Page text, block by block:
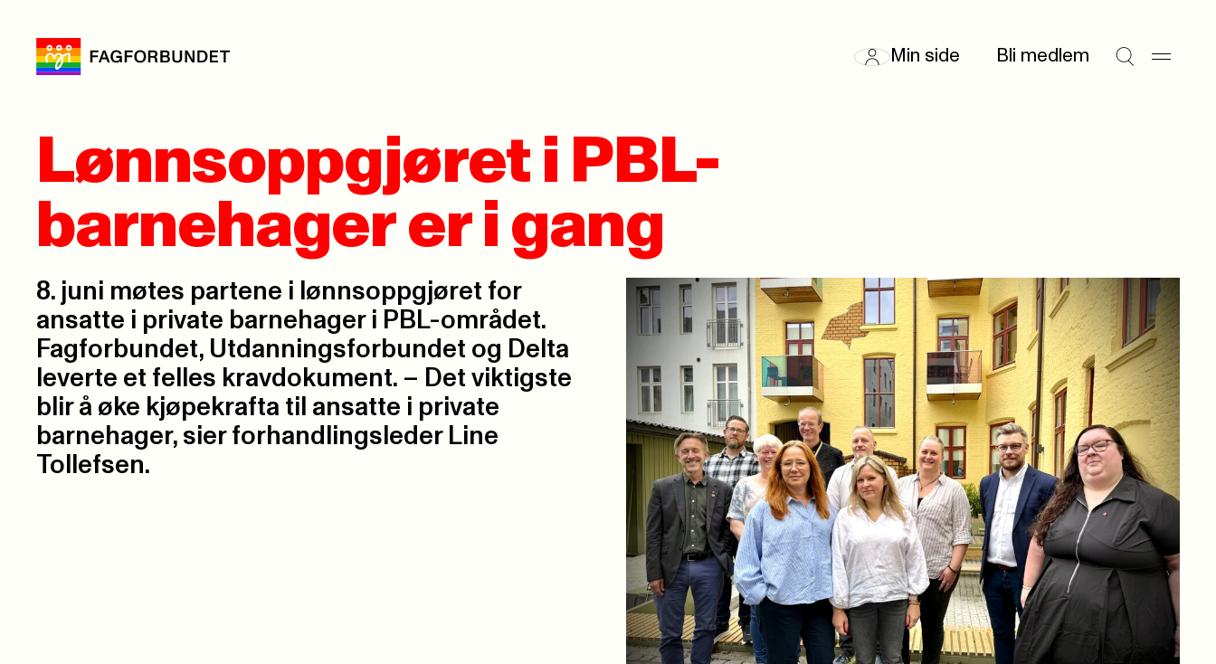
Min side Bli medlem
Lønnsoppgjøret i PBL-
barnehager er i gang
8. juni møtes partene i lønnsoppgjøret for
ansatte i private barnehager i PBL-området.
Fagforbundet, Utdanningsforbundet og Delta
leverte et felles kravdokument. – Det viktigste
blir å øke kjøpekrafta til ansatte i private
barnehager, sier forhandlingsleder Line
Tollefsen.